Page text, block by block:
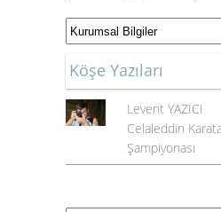
Köşe Yazıları
Levent YAZICI
Celaleddin
Şampiyonası